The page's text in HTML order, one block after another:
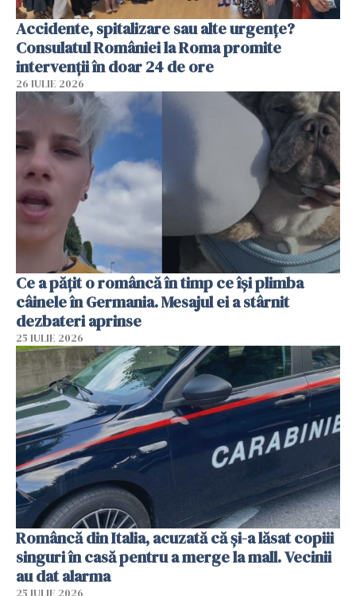
Accidente, spitalizare sau alte urgențe?
Consulatul României la Roma promite
intervenții în doar 24 de ore
26 IULIE 2026
Ce a pățit o româncă în timp ce își plimba
câinele în Germania. Mesajul ei a stârnit
dezbateri aprinse
25 IULIE 2026
Româncă din Italia, acuzată că și-a lăsat copiii
singuri în casă pentru a merge la mall. Vecinii
au dat alarma
25 IULIE 2026